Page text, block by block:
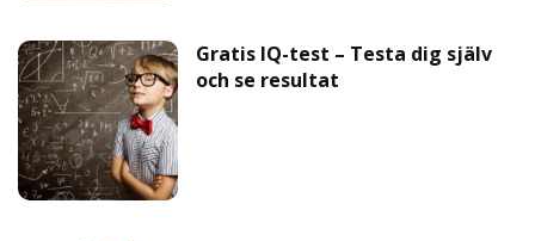
Gratis IQ-test – Testa dig själv
och se resultat